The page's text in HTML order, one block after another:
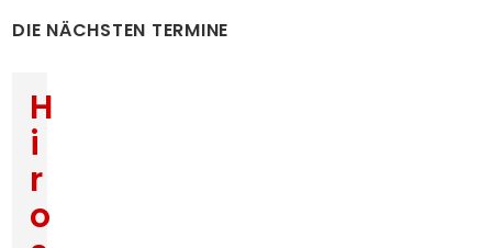
DIE NÄCHSTEN TERMINE
H
i
r
o